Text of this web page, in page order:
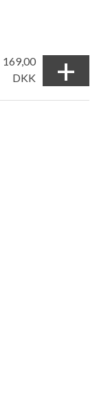
169,00
DKK
+